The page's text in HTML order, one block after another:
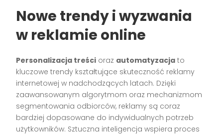
Nowe trendy i wyzwania
w reklamie online
Personalizacja treści oraz automatyzacja to
kluczowe trendy kształtujące skuteczność reklamy
internetowej w nadchodzących latach. Dzięki
zaawansowanym algorytmom oraz mechanizmom
segmentowania odbiorców, reklamy są coraz
bardziej dopasowane do indywidualnych potrzeb
użytkowników. Sztuczna inteligencja wspiera proces